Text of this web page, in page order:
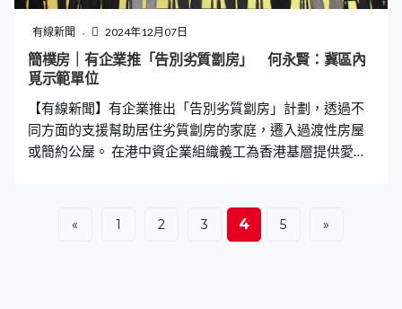
有線新聞 2024年12月07日
簡樸房｜有企業推「告別劣質劏房」 何永賢：冀區內
覓示範單位
【有線新聞】有企業推出「告別劣質劏房」計劃，透過不
同方面的支援幫助居住劣質劏房的家庭，遷入過渡性房屋
或簡約公屋。 在港中資企業組織義工為香港基層提供愛心
約公屋，改善居住環境。政府正就簡樸房規管方案諮詢公
眾，房屋局局長何永賢出席活動說，下一步希望在市區尋
« 1 2 3 4 5 »